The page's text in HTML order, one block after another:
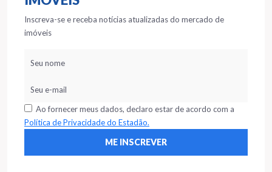
Inscreva-se e receba notícias atualizadas do mercado de
imóveis
Ao fornecer meus dados, declaro estar de acordo com a
Política de Privacidade do Estadão.